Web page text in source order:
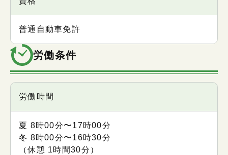
普通自動車免許
労働条件
項目
内容
労働時間
夏 8時00分〜17時00分
冬 8時00分〜16時30分
（休憩 1時間30分）